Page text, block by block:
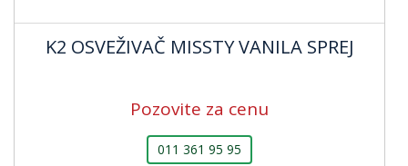
K2 OSVEŽIVAČ MISSTY VANILA SPREJ
Pozovite za cenu
011 361 95 95